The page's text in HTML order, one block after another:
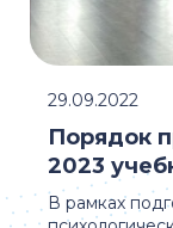
В рамках
Порядок
2023
29.09.2022